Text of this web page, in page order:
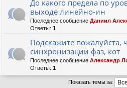
До какого предела по
выходе линейно-ин
Последнее сообщение Даниил
Ответы: 1
Подскажите пожалуйста,
синхронизации фаз, кот
Последнее сообщение Александр
Ответы: 1
Показать темы за: